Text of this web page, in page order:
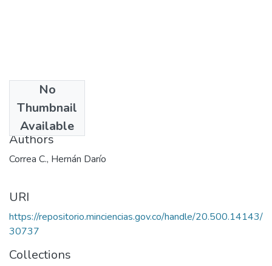
No
Thumbnail
Available
1989
Authors
Correa C., Hernán Darío
URI
https://repositorio.minciencias.gov.co/handle/20.500.14143/
30737
Collections